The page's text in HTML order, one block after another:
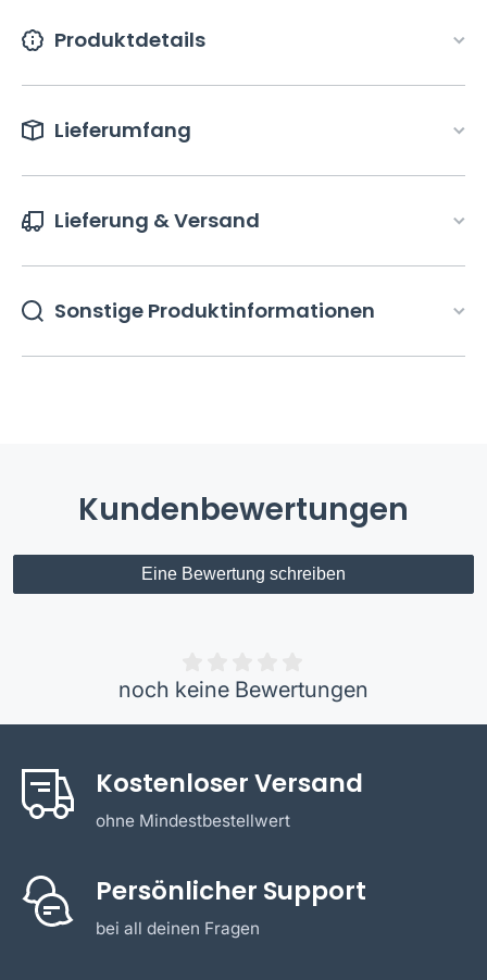
Produktdetails
Lieferumfang
Lieferung & Versand
Sonstige Produktinformationen
Kundenbewertungen
Eine Bewertung schreiben
noch keine Bewertungen
Kostenloser Versand
ohne Mindestbestellwert
Persönlicher Support
bei all deinen Fragen